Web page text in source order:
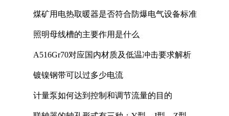
煤矿用电热取暖器是否符合防爆电气设备标准
照明母线槽的主要作用是什么
A516Gr70对应国内材质及低温冲击要求解析
镀镍钢带可以过多少电流
计量泵如何达到控制和调节流量的目的